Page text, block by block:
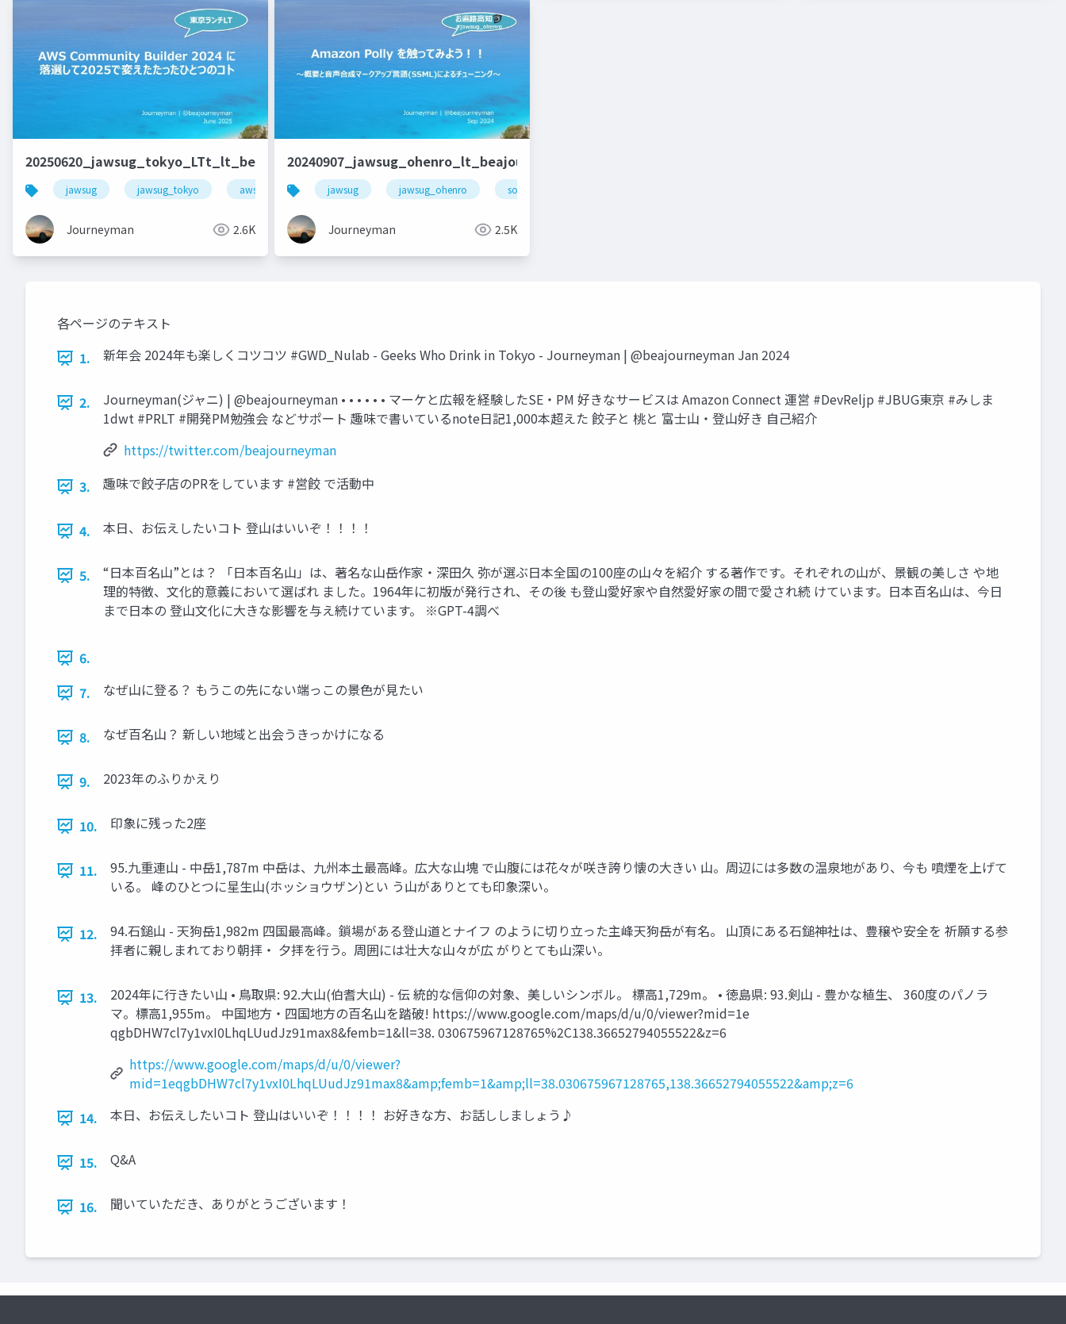
20250620_jawsug_tokyo_LTt_lt_beajouneyman
jawsug jawsug_tokyo awscommunitybuilder awscommunitybuilders
Journeyman 2.6K
20240907_jawsug_ohenro_lt_beajouneyman
jawsug jawsug_ohenro soraacomug
Journeyman 2.5K
各ページのテキスト
1.
新年会 2024年も楽しくコツコツ #GWD_Nulab - Geeks Who Drink in Tokyo - Journeyman | @beajourneyman Jan 2024
2.
Journeyman(ジャニ) | @beajourneyman • • • • • • マーケと広報を経験したSE・PM 好きなサービスは Amazon Connect 運営 #DevReljp #JBUG東京 #みしま
1dwt #PRLT #開発PM勉強会 などサポート 趣味で書いているnote日記1,000本超えた 餃子と 桃と 富士山・登山好き 自己紹介
https://twitter.com/beajourneyman
3.
趣味で餃子店のPRをしています #営餃 で活動中
4. 本日、お伝えしたいコト 登山はいいぞ！！！！
5.
“日本百名山”とは？ 「日本百名山」は、著名な山岳作家・深田久 弥が選ぶ日本全国の100座の山々を紹介 する著作です。それぞれの山が、景観の美しさ や地
理的特徴、文化的意義において選ばれ ました。1964年に初版が発行され、その後 も登山愛好家や自然愛好家の間で愛され続 けています。日本百名山は、今日
まで日本の 登山文化に大きな影響を与え続けています。 ※GPT-4調べ
6.
7.
なぜ山に登る？ もうこの先にない端っこの景色が見たい
8. なぜ百名山？ 新しい地域と出会うきっかけになる
9. 2023年のふりかえり
10. 印象に残った2座
11.
95.九重連山 - 中岳1,787m 中岳は、九州本土最高峰。広大な山塊 で山腹には花々が咲き誇り懐の大きい 山。周辺には多数の温泉地があり、今も 噴煙を上げて
いる。 峰のひとつに星生山(ホッショウザン)とい う山がありとても印象深い。
12.
94.石鎚山 - 天狗岳1,982m 四国最高峰。鎖場がある登山道とナイフ のように切り立った主峰天狗岳が有名。 山頂にある石鎚神社は、豊穣や安全を 祈願する参
拝者に親しまれており朝拝・ 夕拝を行う。周囲には壮大な山々が広 がりとても山深い。
13.
2024年に行きたい山 • 鳥取県: 92.大山(伯耆大山) - 伝 統的な信仰の対象、美しいシンボル。 標高1,729m。 • 徳島県: 93.剣山 - 豊かな植生、 360度のパノラ
マ。標高1,955m。 中国地方・四国地方の百名山を踏破! https://www.google.com/maps/d/u/0/viewer?mid=1e
qgbDHW7cl7y1vxI0LhqLUudJz91max8&femb=1&ll=38. 030675967128765%2C138.36652794055522&z=6
https://www.google.com/maps/d/u/0/viewer?
mid=1eqgbDHW7cl7y1vxI0LhqLUudJz91max8&amp;femb=1&amp;ll=38.030675967128765,138.36652794055522&amp;z=6
14.
本日、お伝えしたいコト 登山はいいぞ！！！！ お好きな方、お話ししましょう♪
15. Q&A
16. 聞いていただき、ありがとうございます！